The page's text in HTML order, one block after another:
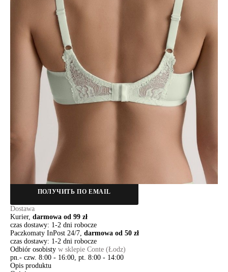
Jak złożyć zamówienie
POWIADOM MNIE O DOSTĘPNOŚCI
ПОЛУЧИТЬ ПО EMAIL
Dostawa
Kurier, darmowa od 99 zł
czas dostawy: 1-2 dni robocze
Paczkomaty InPost 24/7, darmowa od 50 zł
czas dostawy: 1-2 dni robocze
Odbiór osobisty w sklepie Conte (Łodz)
pn.- czw. 8:00 - 16:00, pt. 8:00 - 14:00
Opis produktu